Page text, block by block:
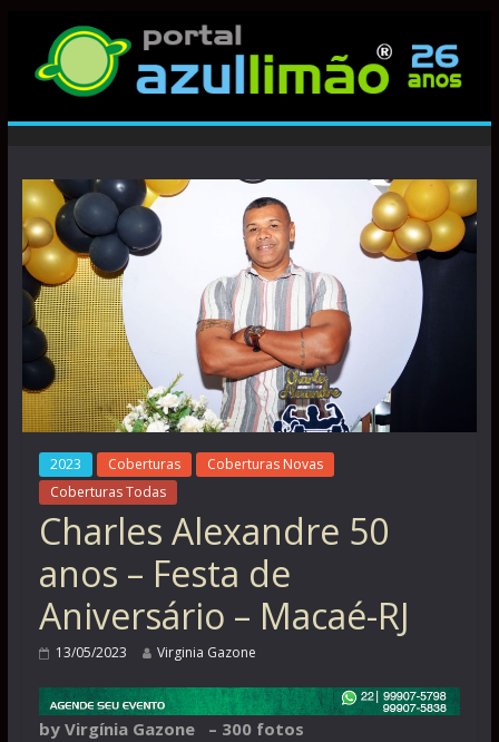
2023 Coberturas
Coberturas Novas
Coberturas Todas
Charles Alexandre 50
anos – Festa de
Aniversário – Macaé-RJ
13/05/2023 Virginia Gazone
by Virgínia Gazone – 300 fotos